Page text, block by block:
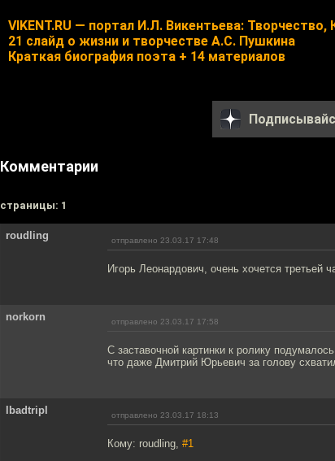
VIKENT.RU — портал И.Л. Викентьева:
21 слайд о жизни и творчестве А.С. Пушкина
Краткая биография поэта + 14 материалов
Комментарии
cтраницы: 1
roudling отправлено 23.03.17 17:48
Игорь Леонардович, очень хочется третьей
norkorn отправлено 23.03.17 17:58
С заставочной картинки к ролику
что даже Дмитрий Юрьевич за голову
lbadtripl отправлено 23.03.17 18:13
Кому: roudling, #1